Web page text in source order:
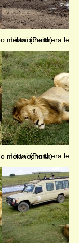
melanochaita)
Liūtai (Panthera leo
melanochaita)
Liūtai (Panthera leo